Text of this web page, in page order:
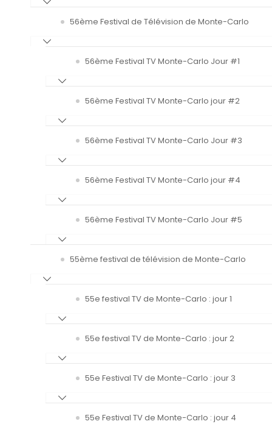
56ème Festival de Télévision de Monte-Carlo
56ème Festival TV Monte-Carlo Jour #1
56ème Festival TV Monte-Carlo jour #2
56ème Festival TV Monte-Carlo Jour #3
56ème Festival TV Monte-Carlo jour #4
56ème Festival TV Monte-Carlo Jour #5
55ème festival de télévision de Monte-Carlo
55e festival TV de Monte-Carlo : jour 1
55e festival TV de Monte-Carlo : jour 2
55e Festival TV de Monte-Carlo : jour 3
55e Festival TV de Monte-Carlo : jour 4